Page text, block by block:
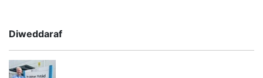
Diweddaraf